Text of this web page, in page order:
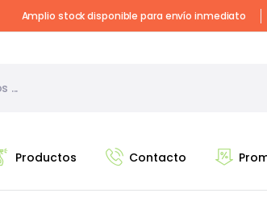
Amplio stock disponible para envío inmediato
Productos Contacto